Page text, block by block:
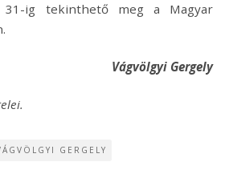
ig tekinthető meg a Magyar
Vágvölgyi Gergely
GERGELY